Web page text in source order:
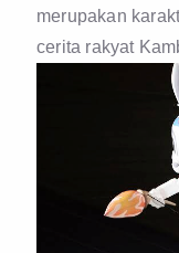
merupakan
cerita rakyat